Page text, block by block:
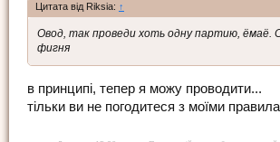
Цитата від Riksia: ↑
Овод, так проведи хоть одну партию, ёмаё.
фигня
в принципі, тепер я можу проводити...
тільки ви не погодитеся з моїми